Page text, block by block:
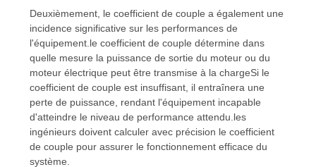
POLITIQUE
CONFIDENTIALITÉ
Deuxièmement, le coefficient de couple a également une
incidence significative sur les performances de
l'équipement.le coefficient de couple détermine dans
quelle mesure la puissance de sortie du moteur ou du
moteur électrique peut être transmise à la chargeSi le
coefficient de couple est insuffisant, il entraînera une
perte de puissance, rendant l'équipement incapable
d'atteindre le niveau de performance attendu.les
ingénieurs doivent calculer avec précision le coefficient
de couple pour assurer le fonctionnement efficace du
système.